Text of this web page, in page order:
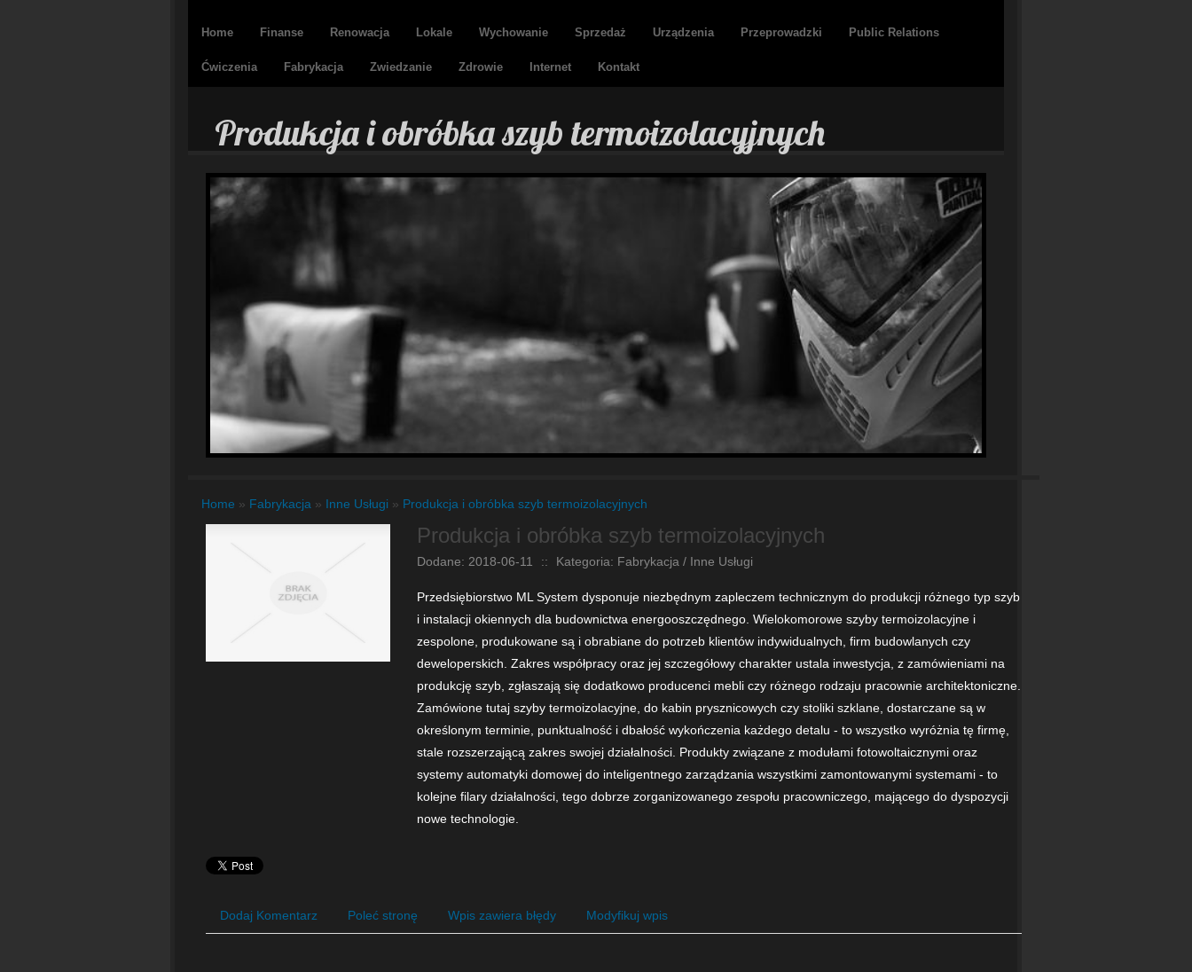
Home Finanse Renowacja Lokale Wychowanie Sprzedaż Urządzenia Przeprowadzki Public Relations
Ćwiczenia Fabrykacja Zwiedzanie Zdrowie Internet Kontakt
Produkcja i obróbka szyb termoizolacyjnych
Home » Fabrykacja » Inne Usługi » Produkcja i obróbka szyb termoizolacyjnych
Produkcja i obróbka szyb termoizolacyjnych
Dodane: 2018-06-11 :: Kategoria: Fabrykacja / Inne Usługi
Przedsiębiorstwo ML System dysponuje niezbędnym zapleczem technicznym do produkcji różnego typ szyb
i instalacji okiennych dla budownictwa energooszczędnego. Wielokomorowe szyby termoizolacyjne i
zespolone, produkowane są i obrabiane do potrzeb klientów indywidualnych, firm budowlanych czy
deweloperskich. Zakres współpracy oraz jej szczegółowy charakter ustala inwestycja, z zamówieniami na
produkcję szyb, zgłaszają się dodatkowo producenci mebli czy różnego rodzaju pracownie architektoniczne.
Zamówione tutaj szyby termoizolacyjne, do kabin prysznicowych czy stoliki szklane, dostarczane są w
określonym terminie, punktualność i dbałość wykończenia każdego detalu - to wszystko wyróżnia tę firmę,
stale rozszerzającą zakres swojej działalności. Produkty związane z modułami fotowoltaicznymi oraz
systemy automatyki domowej do inteligentnego zarządzania wszystkimi zamontowanymi systemami - to
kolejne filary działalności, tego dobrze zorganizowanego zespołu pracowniczego, mającego do dyspozycji
nowe technologie.
Dodaj Komentarz Poleć stronę Wpis zawiera błędy Modyfikuj wpis